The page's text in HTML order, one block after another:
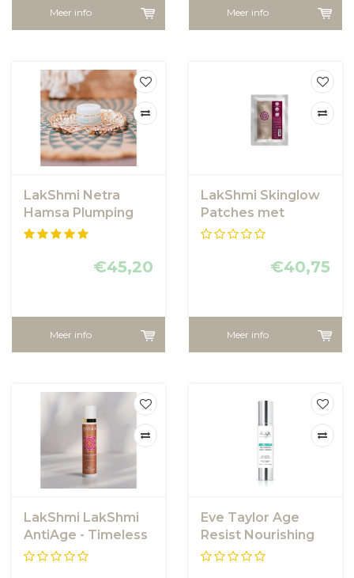
Meer info Meer info
LakShmi Netra
Hamsa Plumping
Eye Balm - LakShmi
€45,20
Meer info
LakShmi Skinglow
Patches met
Arbutin - Anti
€40,75
Meer info
LakShmi LakShmi
AntiAge - Timeless
Advanced
Eve Taylor Age
Resist Nourishing
Night Cream